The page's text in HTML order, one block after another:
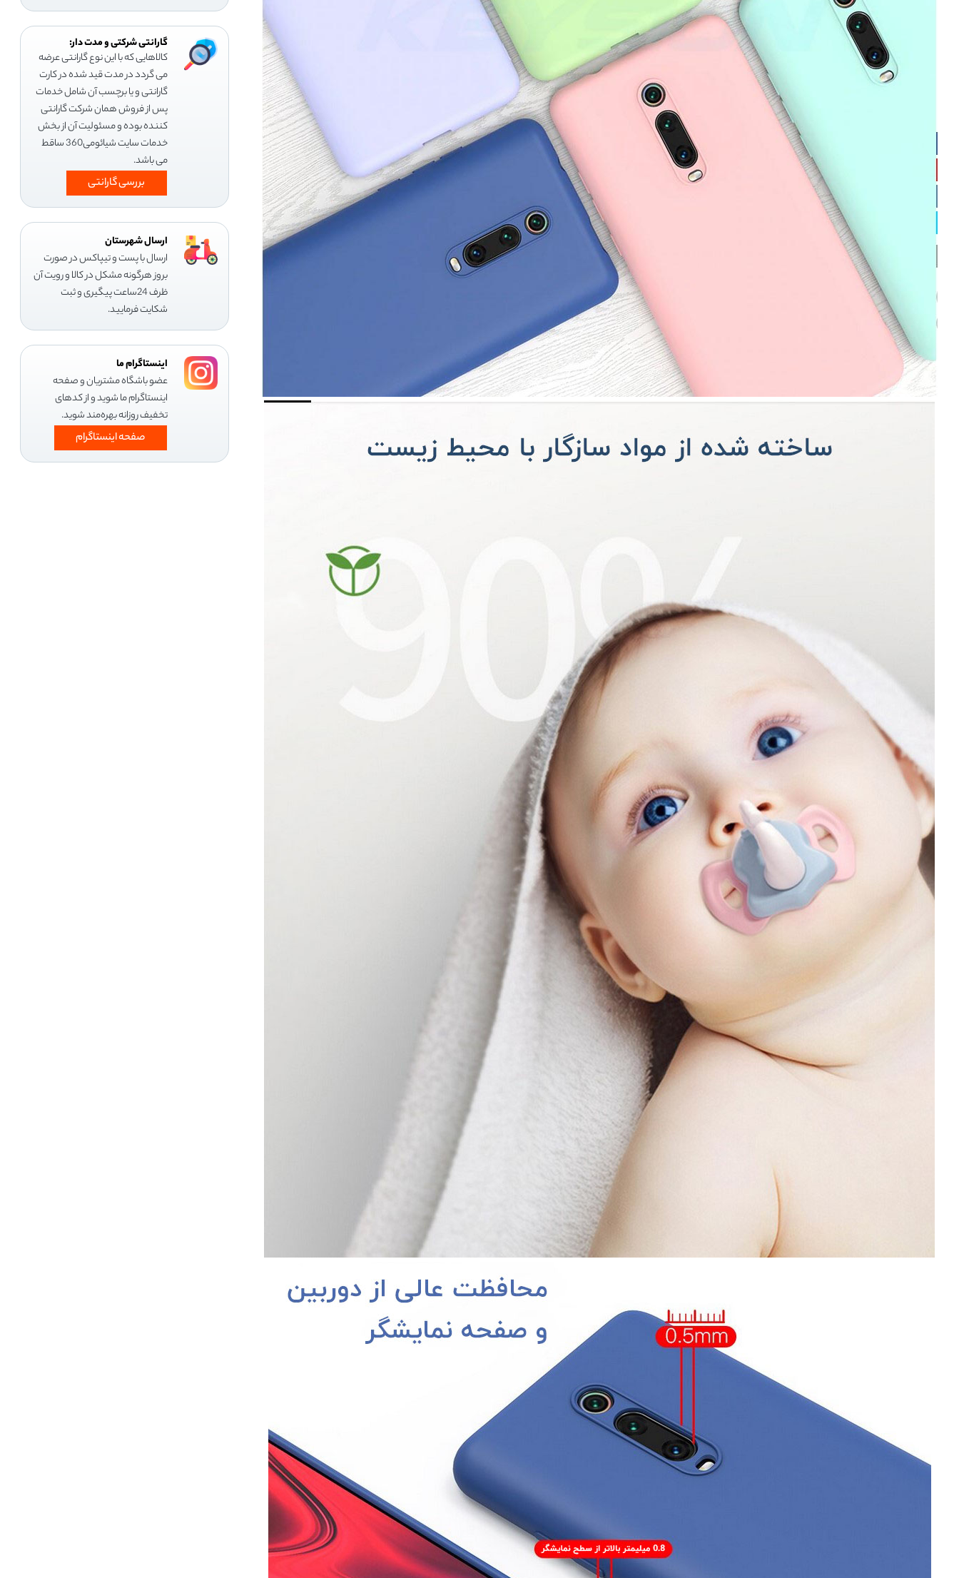
گارانتی شرکتی و مدت دار:
کالاهایی که با این نوع گارانتی عرضه
می گردد در مدت قید شده در کارت
گارانتی و یا برچسب آن شامل خدمات
پس از فروش همان شرکت گارانتی
کننده بوده و مسئولیت آن از بخش
خدمات سایت شیائومی360 ساقط
می باشد.
بررسی گارانتی
ارسال شهرستان
ارسال با پست و تیپاکس در صورت
بروز هرگونه مشکل در کالا و رویت آن
ظرف 24ساعت پیگیری و ثبت
شکایت فرمایید.
اینستاگرام ما
عضو باشگاه مشتریان و صفحه
اینستاگرام ما شوید و از کدهای
تخفیف روزانه بهره‌مند شوید.
صفحه اینستاگرام